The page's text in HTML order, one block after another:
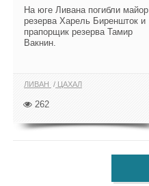
На юге Ливана погибли майор
резерва Харель Биреншток и
прапорщик резерва Тамир
Вакнин.
ЛИВАН ЦАХАЛ
262